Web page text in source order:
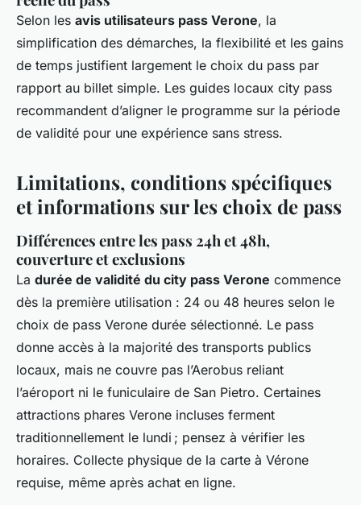
Selon les avis utilisateurs pass Verone, la
simplification des démarches, la flexibilité et les gains
de temps justifient largement le choix du pass par
rapport au billet simple. Les guides locaux city pass
recommandent d’aligner le programme sur la période
de validité pour une expérience sans stress.
Limitations, conditions spécifiques
et informations sur les choix de pass
Différences entre les pass 24h et 48h,
couverture et exclusions
La durée de validité du city pass Verone commence
dès la première utilisation : 24 ou 48 heures selon le
choix de pass Verone durée sélectionné. Le pass
donne accès à la majorité des transports publics
locaux, mais ne couvre pas l’Aerobus reliant
l’aéroport ni le funiculaire de San Pietro. Certaines
attractions phares Verone incluses ferment
traditionnellement le lundi ; pensez à vérifier les
horaires. Collecte physique de la carte à Vérone
requise, même après achat en ligne.